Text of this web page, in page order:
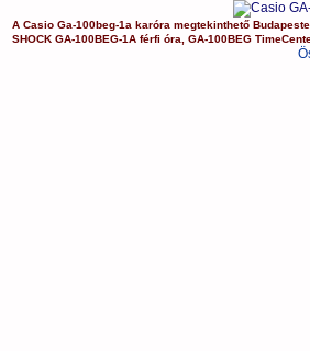
ACasio Ga-100beg-1a karóra megtekinthető
SHOCK GA-100BEG-1A férfi óra ,GA-100BEG